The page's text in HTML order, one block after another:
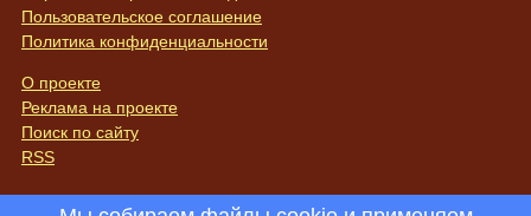
Пользовательское соглашение
Политика конфиденциальности
О проекте
Реклама на проекте
Поиск по сайту
RSS